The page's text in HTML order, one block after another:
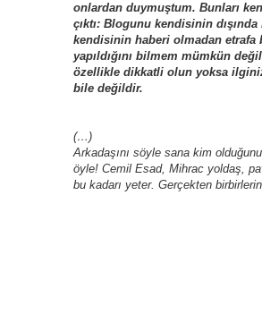
onlardan duymuştum. Bunları
çıktı: Blogunu kendisinin
kendisinin haberi olmadan
yapıldığını bilmem mümkün
özellikle dikkatli olun yoksa
bile değildir.
(…)
Arkadaşını söyle sana kim
öyle! Cemil Esad, Mihrac yoldaş,
bu kadarı yeter. Gerçekten